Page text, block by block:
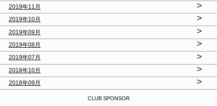
2019年11月 >
2019年10月 >
2019年09月 >
2019年08月 >
2019年07月 >
2018年10月 >
2018年09月 >
CLUB SPONSOR